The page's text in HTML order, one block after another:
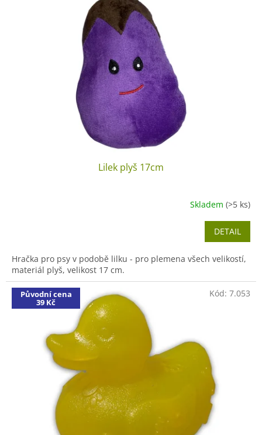
Lilek plyš 17cm
Skladem (>5 ks)
DETAIL
Hračka pro psy v podobě lilku - pro plemena všech velikostí,
materiál plyš, velikost 17 cm.
Původní cena
39 Kč
Kód: 7.053